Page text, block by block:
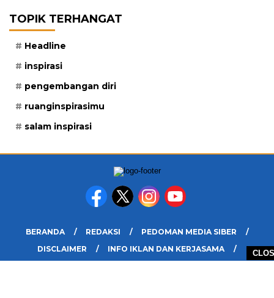
TOPIK TERHANGAT
Headline
inspirasi
pengembangan diri
ruanginspirasimu
salam inspirasi
BERANDA REDAKSI
PEDOMAN MEDIA SIBER
DISCLAIMER
INFO IKLAN DAN KERJASAMA